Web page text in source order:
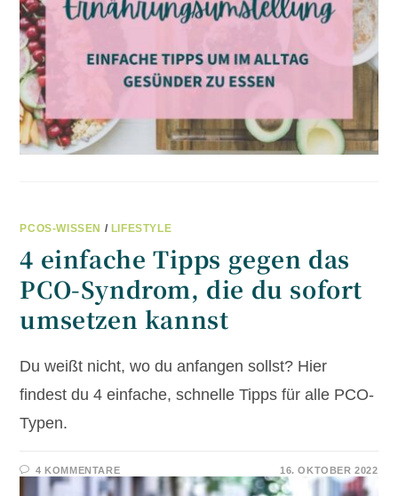
PCOS-WISSEN / LIFESTYLE
4 einfache Tipps gegen das
PCO-Syndrom, die du sofort
umsetzen kannst
Du weißt nicht, wo du anfangen sollst? Hier
findest du 4 einfache, schnelle Tipps für alle PCO-
Typen.
4 KOMMENTARE 16. OKTOBER 2022